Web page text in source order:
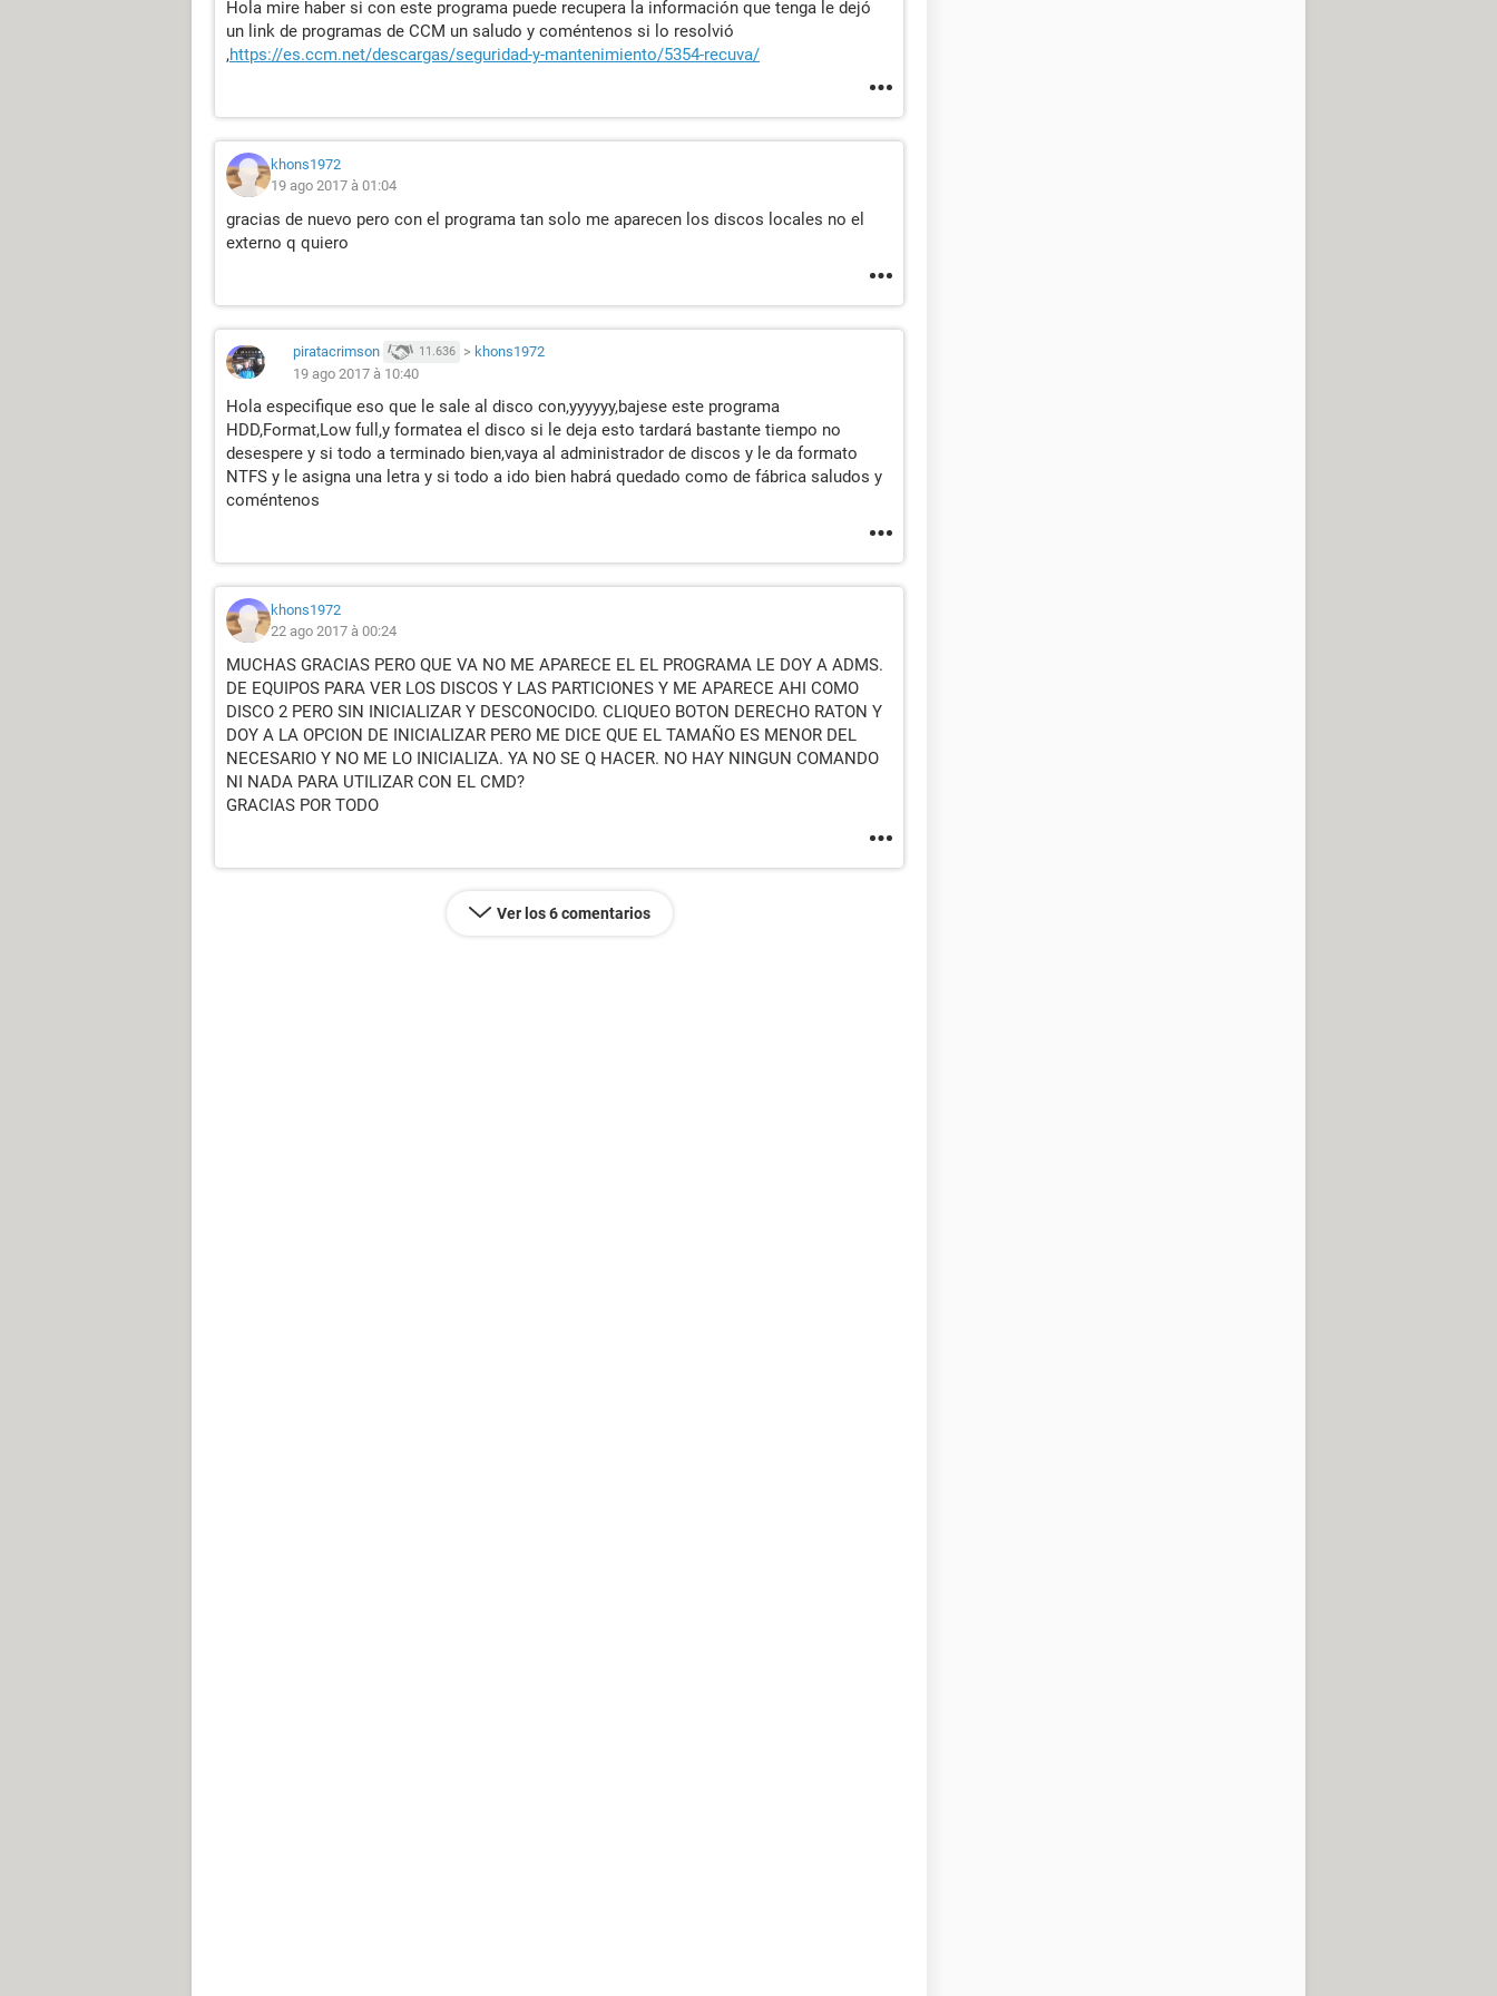
Hola mire haber si con este programa puede recupera la información que tenga le dejó
un link de programas de CCM un saludo y coméntenos si lo resolvió
,https://es.ccm.net/descargas/seguridad-y-mantenimiento/5354-recuva/
khons1972
19 ago 2017 à 01:04
gracias de nuevo pero con el programa tan solo me aparecen los discos locales no el
externo q quiero
piratacrimson 11.636 > khons1972
19 ago 2017 à 10:40
Hola especifique eso que le sale al disco con,yyyyyy,bajese este programa
HDD,Format,Low full,y formatea el disco si le deja esto tardará bastante tiempo no
desespere y si todo a terminado bien,vaya al administrador de discos y le da formato
NTFS y le asigna una letra y si todo a ido bien habrá quedado como de fábrica saludos y
coméntenos
khons1972
22 ago 2017 à 00:24
MUCHAS GRACIAS PERO QUE VA NO ME APARECE EL EL PROGRAMA LE DOY A ADMS.
DE EQUIPOS PARA VER LOS DISCOS Y LAS PARTICIONES Y ME APARECE AHI COMO
DISCO 2 PERO SIN INICIALIZAR Y DESCONOCIDO. CLIQUEO BOTON DERECHO RATON Y
DOY A LA OPCION DE INICIALIZAR PERO ME DICE QUE EL TAMAÑO ES MENOR DEL
NECESARIO Y NO ME LO INICIALIZA. YA NO SE Q HACER. NO HAY NINGUN COMANDO
NI NADA PARA UTILIZAR CON EL CMD?
GRACIAS POR TODO
Ver los 6 comentarios